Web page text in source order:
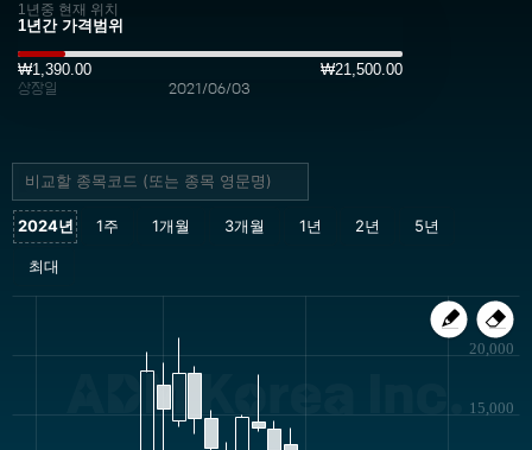
1년중 현재 위치
₩1,390.00 ₩21,500.00
상장일 2021/06/03
ADM Korea Inc. 15,000
20,000